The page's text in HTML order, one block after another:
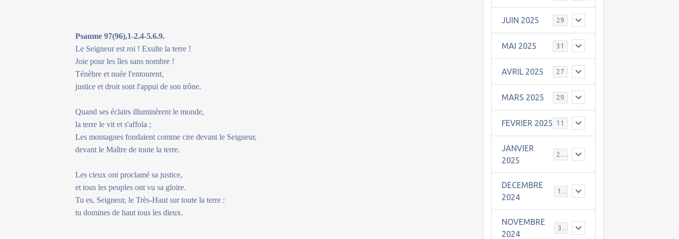
Psaume 97(96),1-2.4-5.6.9.
Le Seigneur est roi ! Exulte la terre !
Joie pour les îles sans nombre !
Ténèbre et nuée l'entourent,
justice et droit sont l'appui de son trône.
Quand ses éclairs illuminèrent le monde,
la terre le vit et s'affola ;
Les montagnes fondaient comme cire devant le Seigneur,
devant le Maître de toute la terre.
Les cieux ont proclamé sa justice,
et tous les peuples ont vu sa gloire.
Tu es, Seigneur, le Très-Haut sur toute la terre :
tu domines de haut tous les dieux.
JUIN 2025 29
MAI 2025 31
AVRIL 2025 27
MARS 2025 29
FEVRIER 2025 11
JANVIER
2025
25
DECEMBRE
2024
19
NOVEMBRE
2024
30